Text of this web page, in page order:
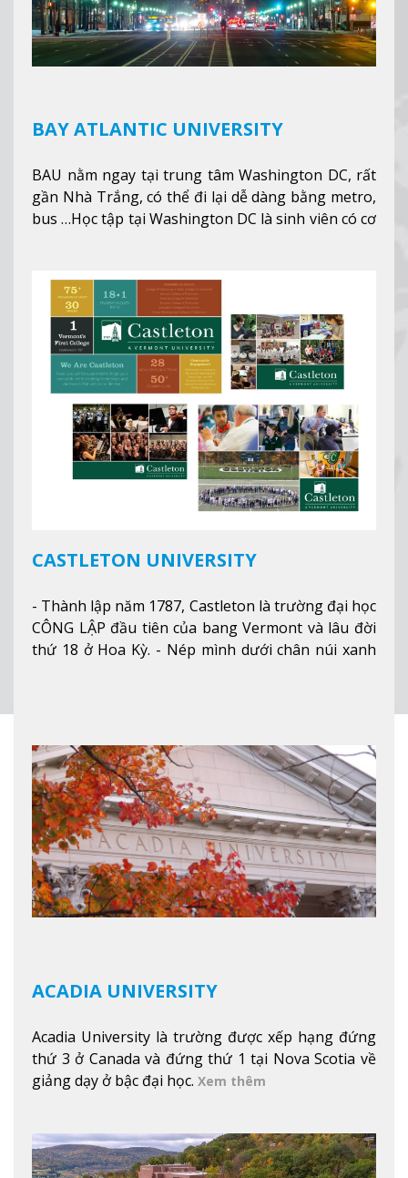
BAY ATLANTIC UNIVERSITY
BAU nằm ngay tại trung tâm Washington DC, rất
gần Nhà Trắng, có thể đi lại dễ dàng bằng metro,
bus …Học tập tại Washington DC là sinh viên có cơ
nghiệp ở Mỹ, #7 thành phố an toàn nhất trên Thế
Xem thêm
CASTLETON UNIVERSITY
- Thành lập năm 1787, Castleton là trường đại học
CÔNG LẬP đầu tiên của bang Vermont và lâu đời
thứ 18 ở Hoa Kỳ. - Nép mình dưới chân núi xanh
tuyết của trường, sinh viên có thể thưởng thức vẻ
đẹp tự nhiên của Vermont từ mọi góc trong
khuôn viên trường.Xem thêm
ACADIA UNIVERSITY
Acadia University là trường được xếp hạng đứng
thứ 3 ở Canada và đứng thứ 1 tại Nova Scotia về
giảng dạy ở bậc đại học. Xem thêm